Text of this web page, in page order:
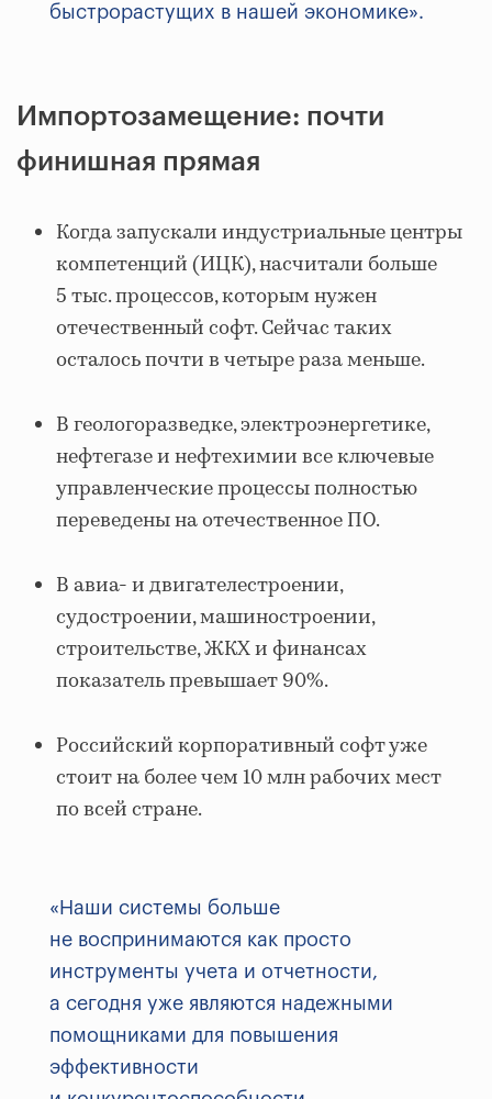
быстрорастущих в нашей экономике».
Импортозамещение: почти
финишная прямая
Когда запускали индустриальные центры
компетенций (ИЦК), насчитали больше
5 тыс. процессов, которым нужен
отечественный софт. Сейчас таких
осталось почти в четыре раза меньше.
В геологоразведке, электроэнергетике,
нефтегазе и нефтехимии все ключевые
управленческие процессы полностью
переведены на отечественное ПО.
В авиа- и двигателестроении,
судостроении, машиностроении,
строительстве, ЖКХ и финансах
показатель превышает 90%.
Российский корпоративный софт уже
стоит на более чем 10 млн рабочих мест
по всей стране.
«Наши системы больше
не воспринимаются как просто
инструменты учета и отчетности,
а сегодня уже являются надежными
помощниками для повышения
эффективности